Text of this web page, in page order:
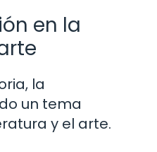
en la
la
un tema
y el arte.